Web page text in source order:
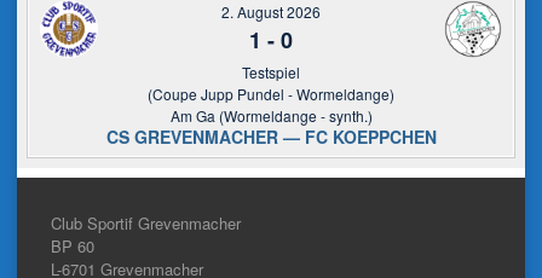
2. August 2026
1 -0
Testspiel
(Coupe Jupp Pundel - Wormeldange)
Am Ga (Wormeldange - synth.)
CS GREVENMACHER — FC KOEPPCHEN
Club Sportif Grevenmacher
BP 60
L-6701 Grevenmacher